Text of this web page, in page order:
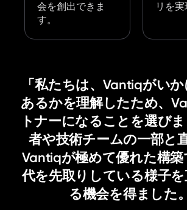
会を創出できま
す。
リを実
「私たちは、Vantiqがい
あるかを理解したため、
トナーになることを選び
者や技術チームの一部と
Vantiqが極めて優れた構
代を先取りしている様子
る機会を得ました